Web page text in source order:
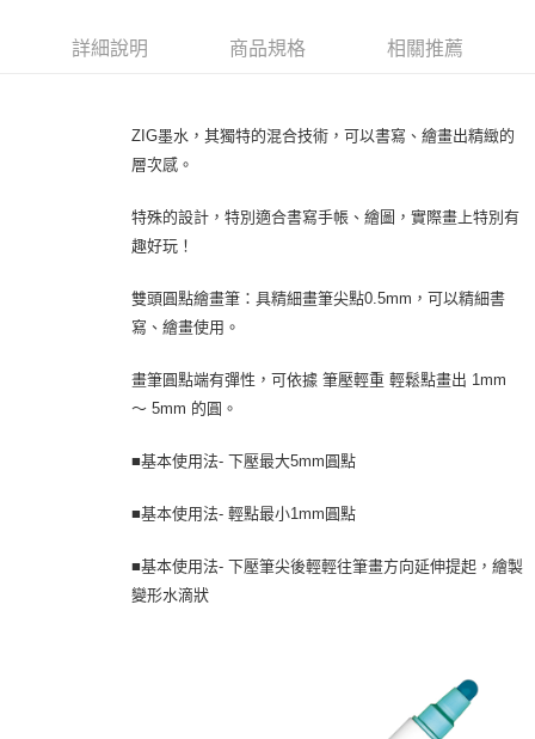
詳細說明 商品規格 相關推薦
ZIG墨水，其獨特的混合技術，可以書寫、繪畫出精緻的
層次感。
特殊的設計，特別適合書寫手帳、繪圖，實際畫上特別有
趣好玩！
雙頭圓點繪畫筆：具精細畫筆尖點0.5mm，可以精細書
寫、繪畫使用。
畫筆圓點端有彈性，可依據 筆壓輕重 輕鬆點畫出 1mm
～ 5mm 的圓。
■基本使用法- 下壓最大5mm圓點
■基本使用法- 輕點最小1mm圓點
■基本使用法- 下壓筆尖後輕輕往筆畫方向延伸提起，繪製
變形水滴狀